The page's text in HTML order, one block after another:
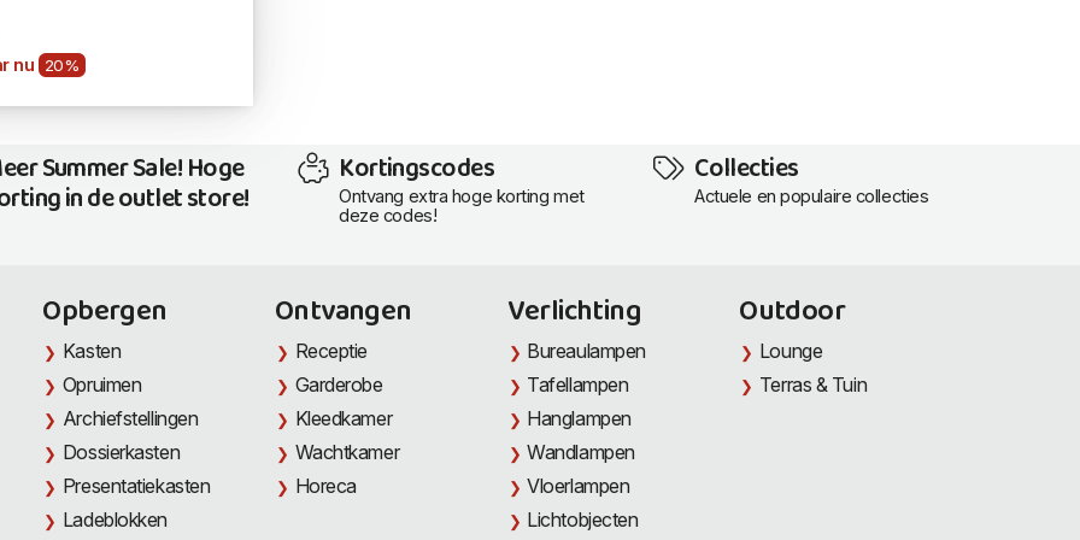
nu 20%
Summer Sale! Hoge
in de outlet store!
Kortingscodes
Ontvang extra hoge korting met
deze codes!
Collecties
Actuele en populaire collecties
Opbergen
Kasten
Opruimen
Archiefstellingen
Dossierkasten
Presentatiekasten
Ladeblokken
Ontvangen
Receptie
Garderobe
Kleedkamer
Wachtkamer
Horeca
Verlichting
Bureaulampen
Tafellampen
Hanglampen
Wandlampen
Vloerlampen
Lichtobjecten
Outdoor
Lounge
Terras & Tuin